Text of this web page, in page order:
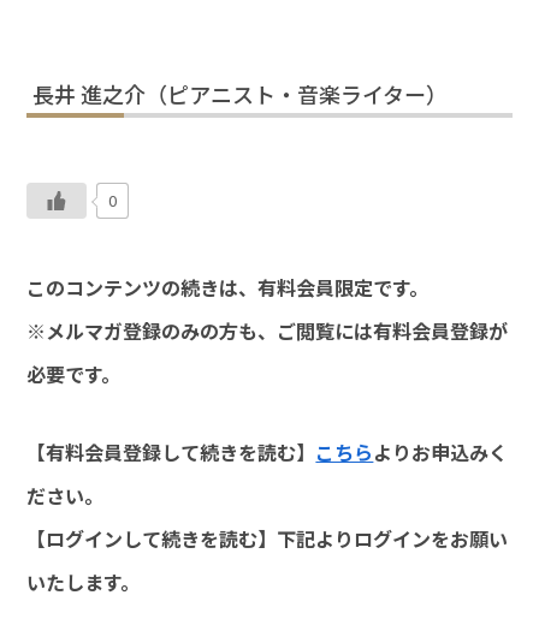
長井 進之介（ピアニスト・音楽ライター）
0
このコンテンツの続きは、有料会員限定です。
※メルマガ登録のみの方も、ご閲覧には有料会員登録が
必要です。
【有料会員登録して続きを読む】 こちらよりお申込みく
ださい。
【ログインして続きを読む】下記よりログインをお願い
いたします。